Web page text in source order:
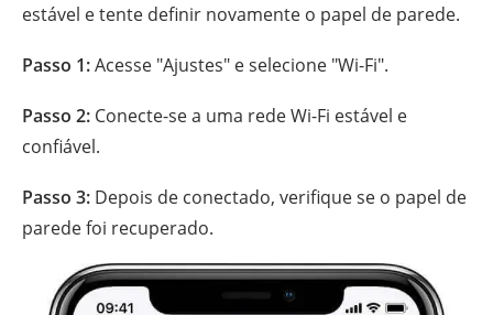
estável e tente definir novamente o papel de parede.
Passo 1:Acesse "Ajustes" e selecione "Wi-Fi".
Passo 2: Conecte-se a uma rede Wi-Fi estável e
confiável.
Passo 3: Depois de conectado, verifique se o papel de
parede foi recuperado.